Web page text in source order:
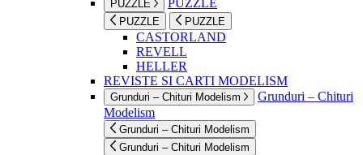
PUZZLE
PUZZLE
PUZZLE PUZZLE
CASTORLAND
REVELL
HELLER
REVISTE SI CARTI MODELISM
Grunduri – Chituri Modelism
Grunduri – Chituri
Modelism
Grunduri – Chituri Modelism
Grunduri – Chituri Modelism